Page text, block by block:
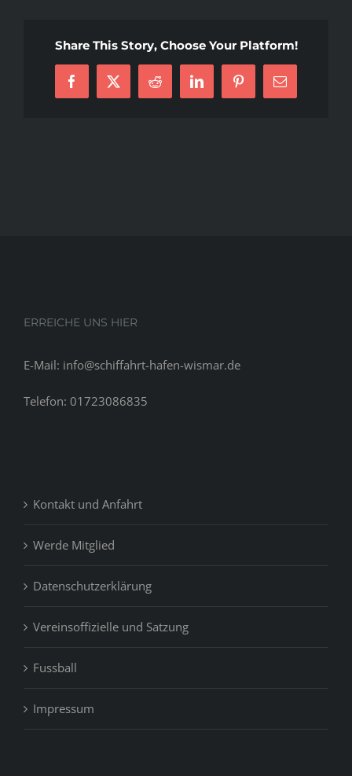
Tinder
Zunachst
Share This Story, Choose Your Platform!
Facebook
X Reddit LinkedInPinterest
E-
Mail
ERREICHE UNS HIER
E-Mail: info@schiffahrt-hafen-wismar.de
Telefon: 01723086835
Kontakt und Anfahrt
Werde Mitglied
Datenschutzerklärung
Vereinsoffizielle und Satzung
Fussball
Impressum